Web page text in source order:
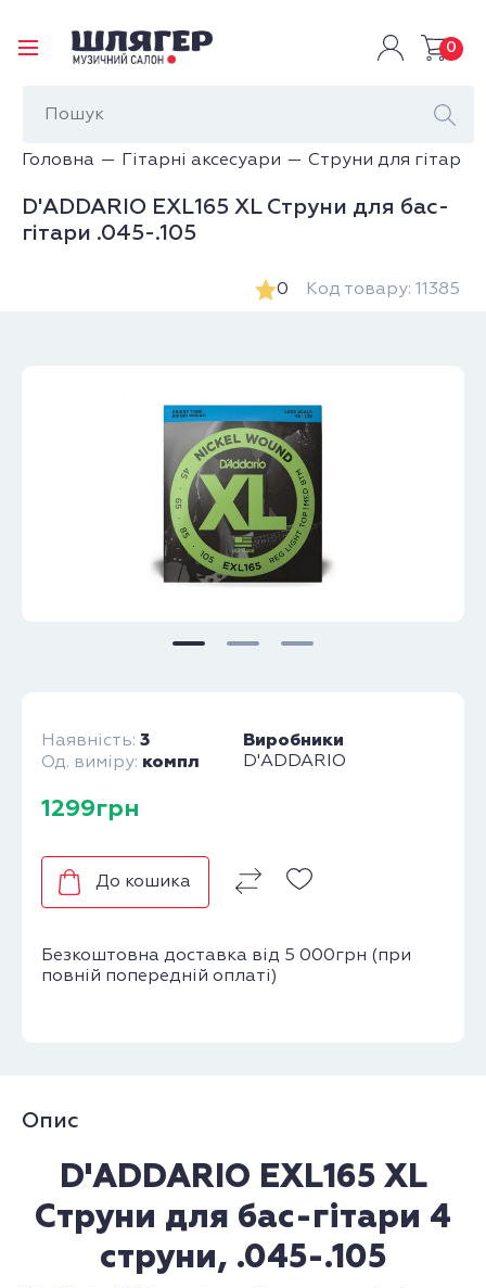
0
Головна Гітарні аксесуари Струни для гітар
D'ADDARIO EXL165 XL Струни для бас-
гітари .045-.105
0 Код товару: 11385
Наявність: 3
Од. виміру: компл
Виробники
D'ADDARIO
1299грн
До кошика
Безкоштовна доставка від 5 000грн (при
повній попередній оплаті)
Опис
D'ADDARIO EXL165 XL
Струни для бас-гітари 4
струни, .045-.105